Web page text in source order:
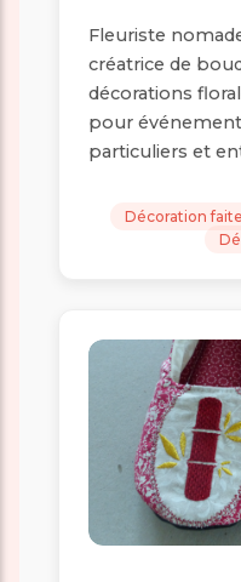
Fleuriste
créatrice de
décorations
pour
particuliers et
Décoration